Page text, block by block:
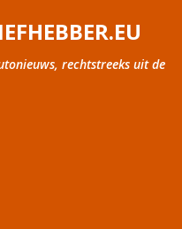
Doorgaan naar hoofdcontent
rechtstreeks uit de